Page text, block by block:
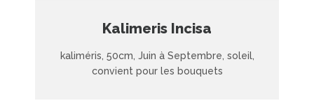
Kalimeris Incisa
kaliméris, 50cm, Juin à Septembre, soleil,
convient pour les bouquets